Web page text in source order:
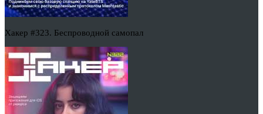
Хакер #323. Беспроводной самопал